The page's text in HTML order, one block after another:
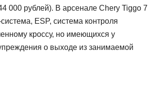
000 рублей). В арсенале Chery Tiggo 7
ESP, система контроля
кроссу, но имеющихся у
о выходе из занимаемой